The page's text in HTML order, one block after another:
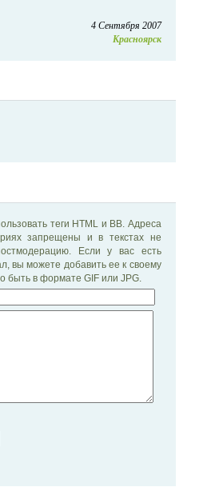
4 Сентября 2007
Красноярск
теги HTML и BB. Адреса
запрещены и в текстах не
Если у вас есть
вы можете добавить ее к своему
быть в формате GIF или JPG.